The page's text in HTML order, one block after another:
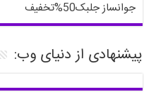
جوانساز جلبک50%تخفیف
پیشنهادی از دنیای وب: